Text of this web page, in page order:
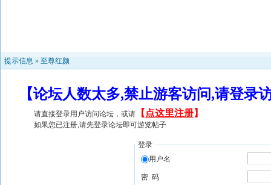
提示信息 » 至尊红颜
【论坛人数太多,禁止游客访问,请登
请直接登录用户访问论坛，或请 【 点这里注册】
如果您已注册,请先登录论坛即可游览帖子
登录
用户名
密 码